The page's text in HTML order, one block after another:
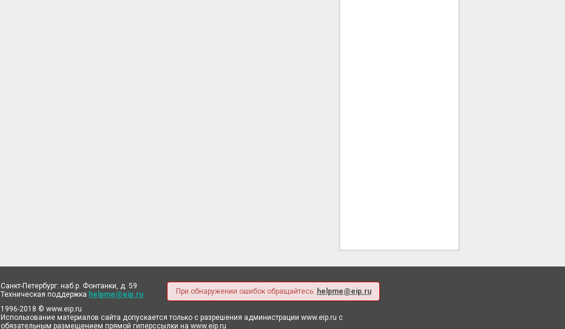
При обнаружении ошибок обращайтесь: helpme@eip.ru
Санкт-Петербург: наб.р. Фонтанки, д. 59
Техническая поддержка helpme@eip.ru
1996-2018 © www.eip.ru
Использование материалов сайта допускается только с разрешения администрации www.eip.ru с
обязательным размещением прямой гиперссылки на www.eip.ru